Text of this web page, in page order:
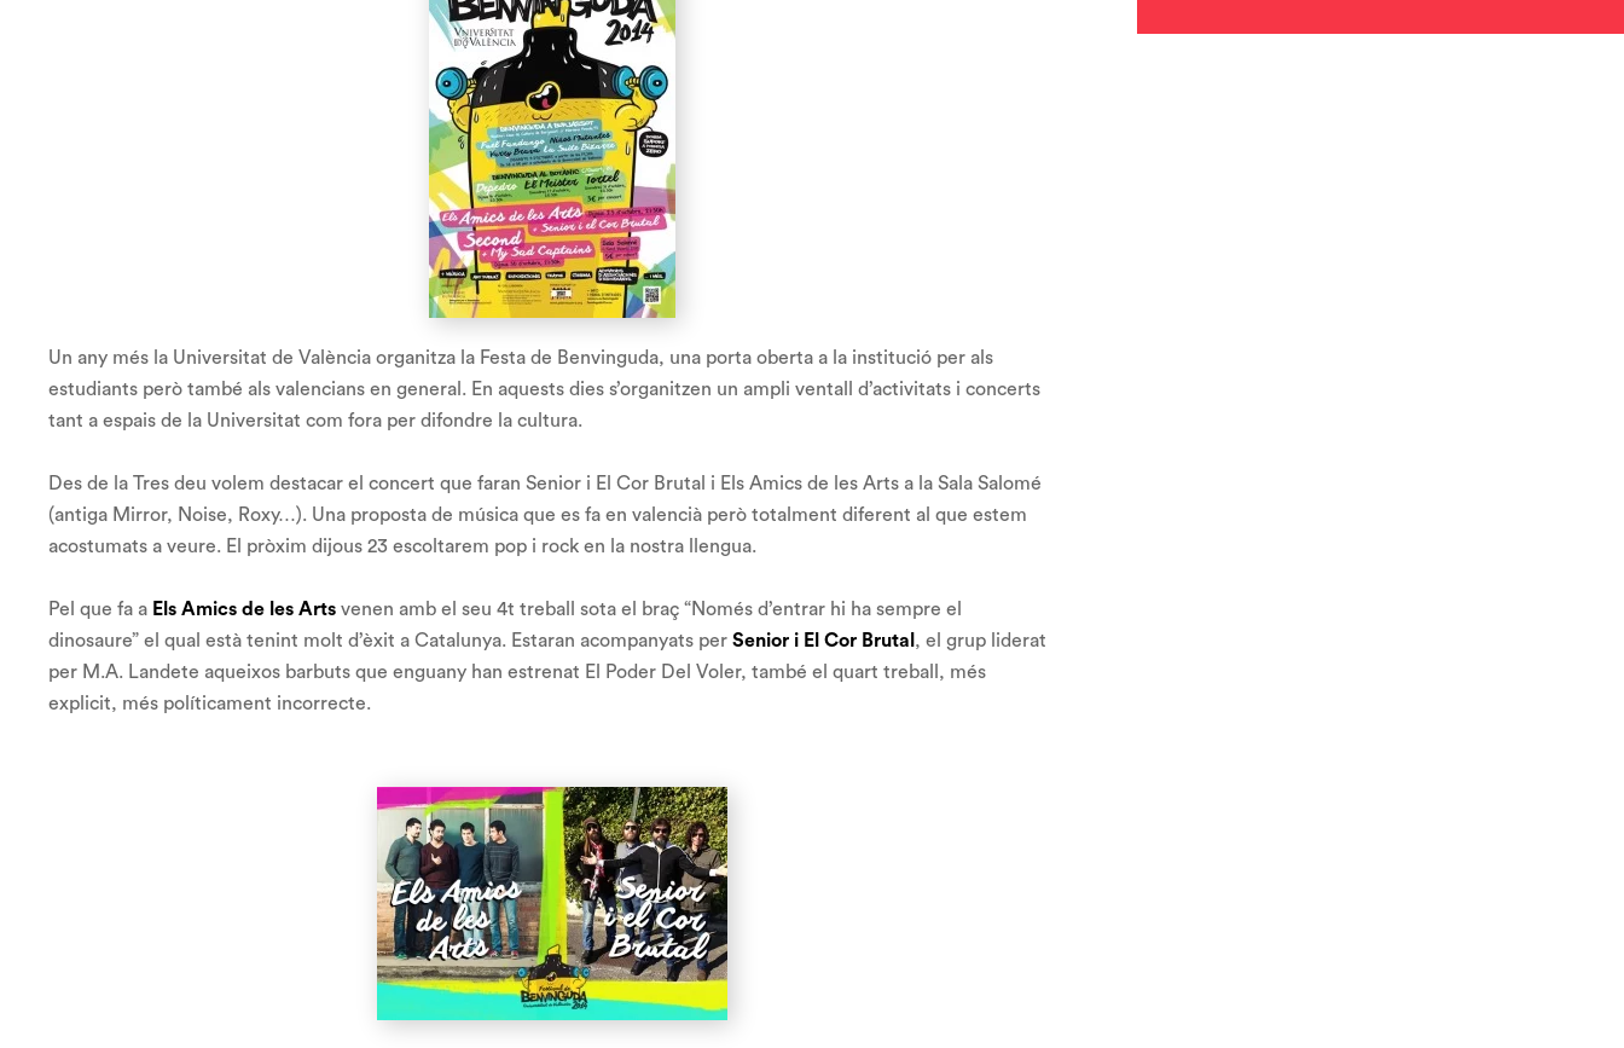
Un any més la Universitat de València organitza la Festa de Benvinguda, una porta oberta a la institució per als
estudiants però també als valencians en general. En aquests dies s’organitzen un ampli ventall d’activitats i concerts
tant a espais de la Universitat com fora per difondre la cultura.
Des de la Tres deu volem destacar el concert que faran Senior i El Cor Brutal i Els Amics de les Arts a la Sala Salomé
(antiga Mirror, Noise, Roxy…). Una proposta de música que es fa en valencià però totalment diferent al que estem
acostumats a veure. El pròxim dijous 23 escoltarem pop i rock en la nostra llengua.
Pel que fa a Els Amics de les Arts venen amb el seu 4t treball sota el braç “Només d’entrar hi ha sempre el
dinosaure” el qual està tenint molt d’èxit a Catalunya. Estaran acompanyats per Senior i El Cor Brutal , el grup liderat
per M.A. Landete aqueixos barbuts que enguany han estrenat El Poder Del Voler, també el quart treball, més
explicit, més políticament incorrecte.